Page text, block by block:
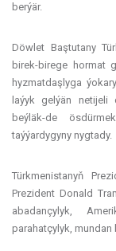
berýär.
Döwlet Baştutany
birek-birege hormat
hyzmatdaşlyga
laýyk gelýän netijeli
beýläk-de
taýýardygyny nygtady.
Türkmenistanyň
Prezident Donald
abadançylyk,
parahatçylyk,